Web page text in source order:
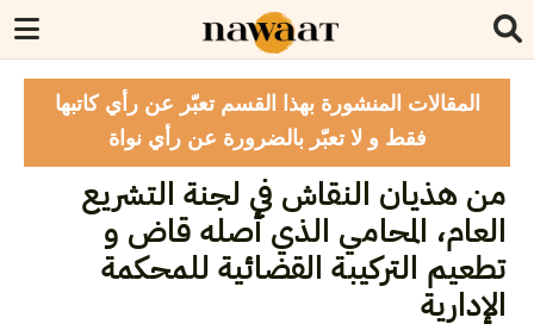
المقالات المنشورة بهذا القسم تعبّر عن رأي كاتبها
فقط و لا تعبّر بالضرورة عن رأي نواة
من هذيان النقاش في لجنة التشريع
العام، المحامي الذي أصله قاض و
تطعيم التركيبة القضائية للمحكمة
الإدارية